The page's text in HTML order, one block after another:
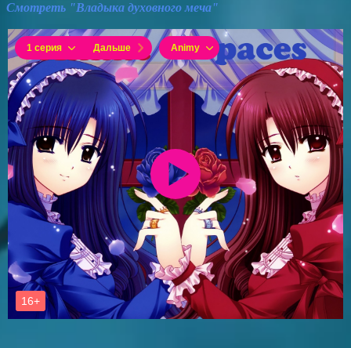
Смотреть "Владыка духовного меча"